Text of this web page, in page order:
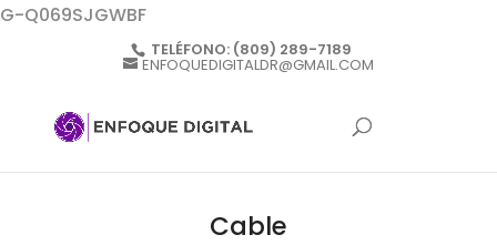
G-Q069SJGWBF
TELÉFONO: (809) 289-7189
ENFOQUEDIGITALDR@GMAIL.COM
Cable